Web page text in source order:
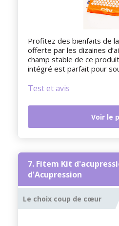
Profitez des bienfaits de
offerte par les dizaines
champ stable de ce
intégré est parfait pour
Test et avis
Voir le
7. Fitem Kit
d'Acupression
Le choix coup de cœur